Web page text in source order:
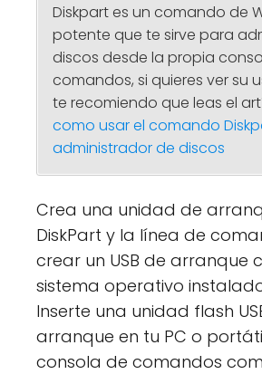
Diskpart es un comando de
potente que te sirve para
discos desde la propia
comandos, si quieres ver su
te recomiendo que leas el
como usar el comando
administrador de discos
Crea una unidad de
DiskPart y la línea de
crear un USB de arranque
sistema operativo
Inserte una unidad flash
arranque en tu PC o
consola de comandos